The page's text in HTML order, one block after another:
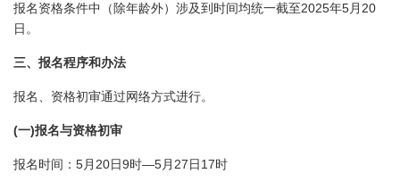
报名资格条件中（除年龄外）涉及到时间均统一截至 2025年5月 20
日 。
三、报名程序和办法
报名、资格初审通过网络方式进行。
(一)报名与资格初审
报名时间： 5月 20 日 9时—5月 27 日 17时